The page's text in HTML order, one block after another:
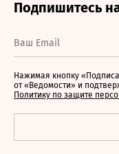
Нажимая кнопку
от «Ведомости» и
Политику по защите